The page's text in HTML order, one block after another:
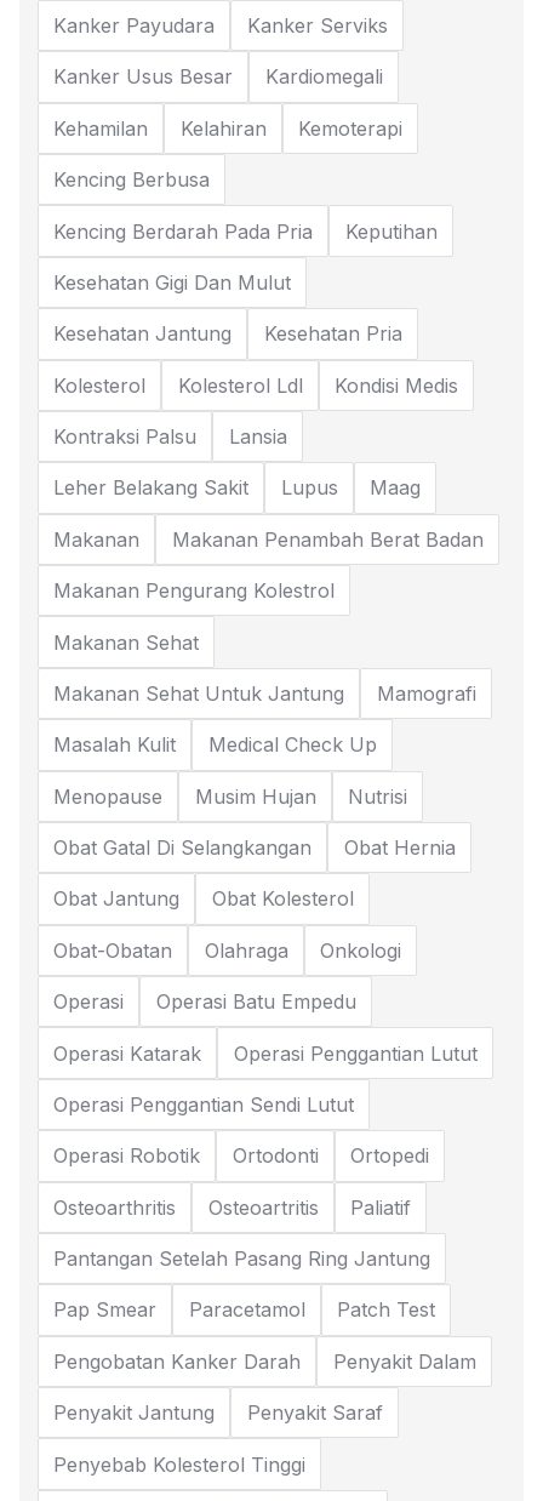
Kanker Payudara Kanker Serviks
Kanker Usus Besar Kardiomegali
Kehamilan Kelahiran Kemoterapi
Kencing Berbusa
Kencing Berdarah Pada Pria Keputihan
Kesehatan Gigi Dan Mulut
Kesehatan Jantung Kesehatan Pria
Kolesterol Kolesterol Ldl Kondisi Medis
Kontraksi Palsu Lansia
Leher Belakang Sakit Lupus Maag
Makanan Makanan Penambah Berat Badan
Makanan Pengurang Kolestrol
Makanan Sehat
Makanan Sehat Untuk Jantung Mamografi
Masalah Kulit Medical Check Up
Menopause Musim Hujan Nutrisi
Obat Gatal Di Selangkangan Obat Hernia
Obat Jantung Obat Kolesterol
Obat-Obatan Olahraga Onkologi
Operasi Operasi Batu Empedu
Operasi Katarak Operasi Penggantian Lutut
Operasi Penggantian Sendi Lutut
Operasi Robotik Ortodonti Ortopedi
Osteoarthritis Osteoartritis Paliatif
Pantangan Setelah Pasang Ring Jantung
Pap Smear Paracetamol Patch Test
Pengobatan Kanker Darah Penyakit Dalam
Penyakit Jantung Penyakit Saraf
Penyebab Kolesterol Tinggi